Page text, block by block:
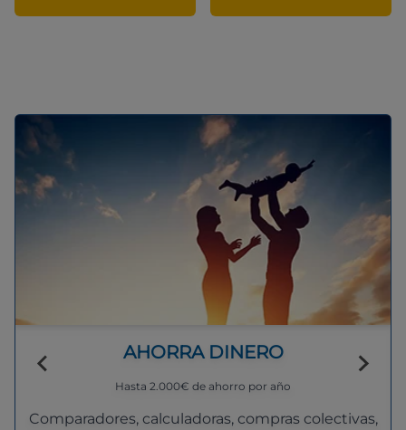
AHORRA DINERO
Hasta 2.000€ de ahorro por año
Comparadores, calculadoras, compras colectivas,